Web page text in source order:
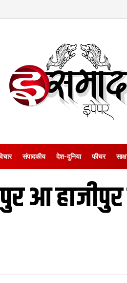
संपादकीय देश-दुनिया फीचर
आ